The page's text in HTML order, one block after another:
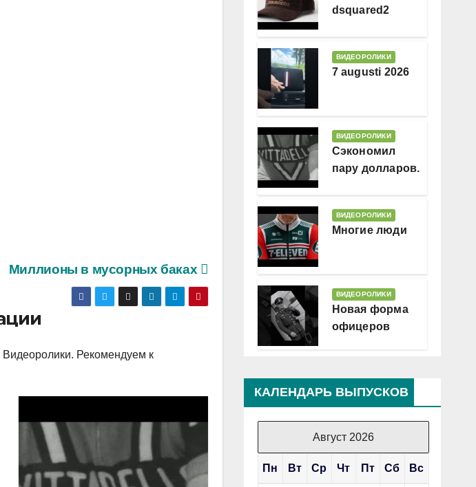
Миллионы в мусорных баках
Видеоролики. Рекомендуем к
dsquared2
ВИДЕОРОЛИКИ
7 augusti 2026
ВИДЕОРОЛИКИ
Сэкономил
пару долларов.
ВИДЕОРОЛИКИ
Многие люди
ВИДЕОРОЛИКИ
Новая форма
офицеров
КАЛЕНДАРЬ ВЫПУСКОВ
Август 2026
Пн Вт Ср Чт Пт Сб Вс